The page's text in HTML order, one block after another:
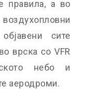
правила, а во
сите
врска со VFR
небо и
аеродроми.